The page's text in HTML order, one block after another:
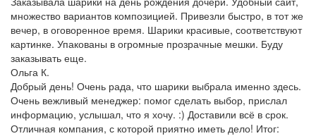
множество вариантов композицией. Привезли быстро, в тот же
вечер, в оговоренное время. Шарики красивые, соответствуют
картинке. Упакованы в огромные прозрачные мешки. Буду
заказывать еще.
Ольга К.
Добрый день! Очень рада, что шарики выбрала именно здесь.
Очень вежливый менеджер: помог сделать выбор, прислал
информацию, услышал, что я хочу. :) Доставили всё в срок.
Отличная компания, с которой приятно иметь дело! Итог: